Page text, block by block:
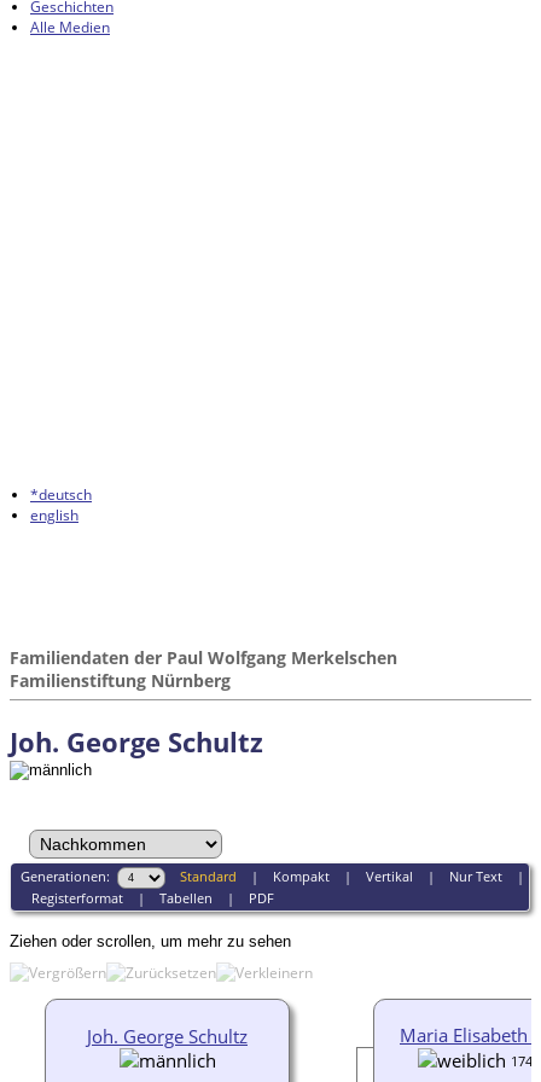
Geschichten
Alle Medien
*deutsch
english
Familiendaten der Paul Wolfgang Merkelschen
Familienstiftung Nürnberg
Joh. George Schultz
Generationen: Standard | Kompakt| Vertikal | Nur Text|
Registerformat| Tabellen | PDF
Ziehen oder scrollen, um mehr zu sehen
Maria Elisabeth
Joh. George Schultz